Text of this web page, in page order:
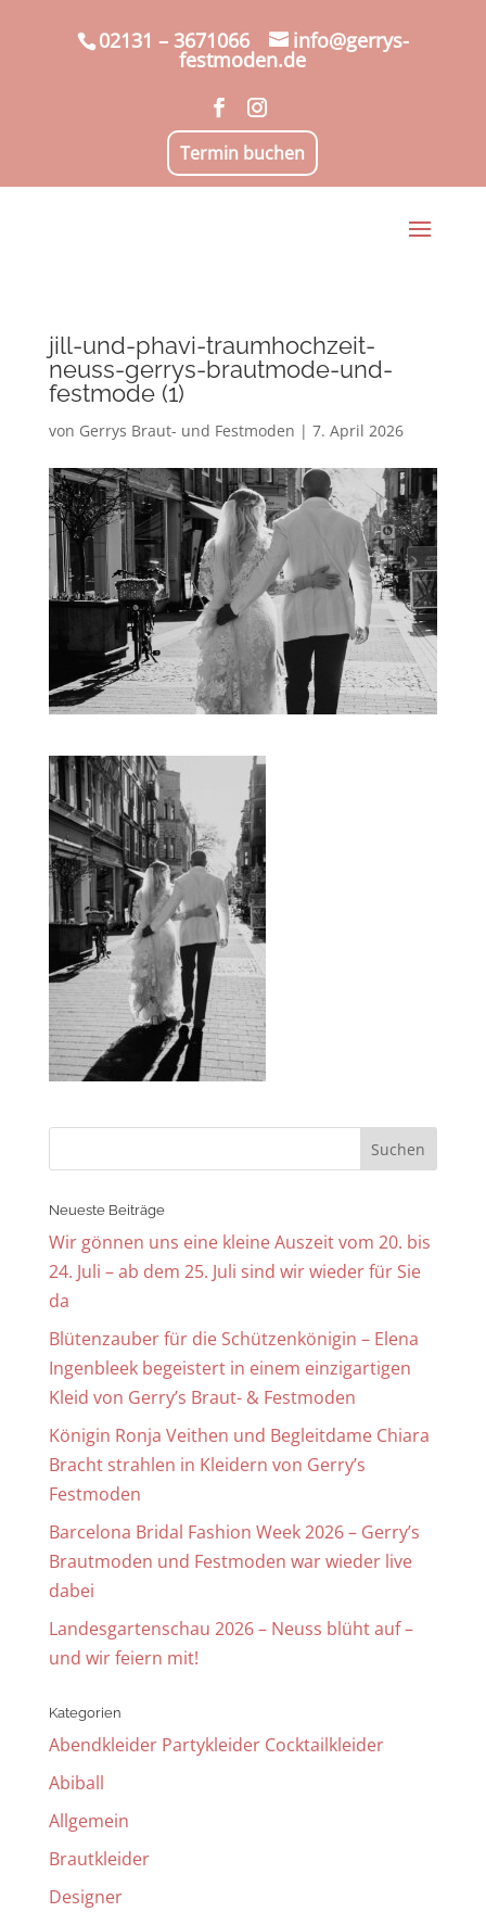
02131 – 3671066 info@gerrys-
festmoden.de
Termin buchen
jill-und-phavi-traumhochzeit-
neuss-gerrys-brautmode-und-
festmode (1)
von Gerrys Braut- und Festmoden | 7. April 2026
Neueste Beiträge
Wir gönnen uns eine kleine Auszeit vom 20. bis
24. Juli – ab dem 25. Juli sind wir wieder für Sie
da
Blütenzauber für die Schützenkönigin – Elena
Ingenbleek begeistert in einem einzigartigen
Kleid von Gerry’s Braut- & Festmoden
Königin Ronja Veithen und Begleitdame Chiara
Bracht strahlen in Kleidern von Gerry’s
Festmoden
Barcelona Bridal Fashion Week 2026 – Gerry’s
Brautmoden und Festmoden war wieder live
dabei
Landesgartenschau 2026 – Neuss blüht auf –
und wir feiern mit!
Kategorien
Abendkleider Partykleider Cocktailkleider
Abiball
Allgemein
Brautkleider
Designer